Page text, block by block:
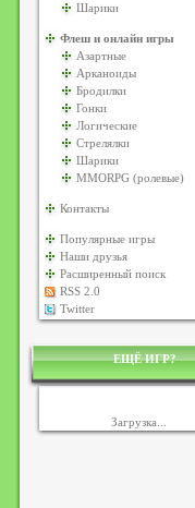
Шарики
Флеш и онлайн игры
Азартные
Арканоиды
Бродилки
Гонки
Логические
Стрелялки
Шарики
MMORPG (ролевые)
Контакты
Популярные игры
Наши друзья
Расширенный поиск
RSS 2.0
Twitter
ЕЩЁ ИГР?
Загрузка...